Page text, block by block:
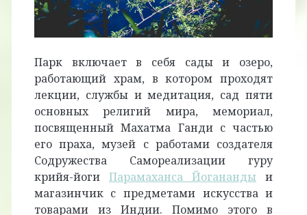
Парк включает в себя сады и озеро,
работающий храм, в котором проходят
лекции, службы и медитация, сад пяти
основных религий мира, мемориал,
посвященный Махатма Ганди с частью
его праха, музей с работами создателя
Содружества Самореализации гуру
крийя-йоги Парамаханса Йогананды и
магазинчик с предметами искусства и
товарами из Индии. Помимо этого в